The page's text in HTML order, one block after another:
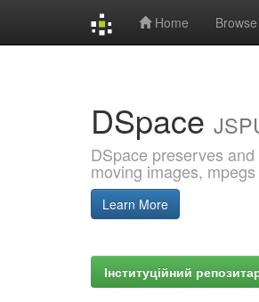
Home Browse
DSpace
DSpace preserves
moving images,
Learn More
Інституційний